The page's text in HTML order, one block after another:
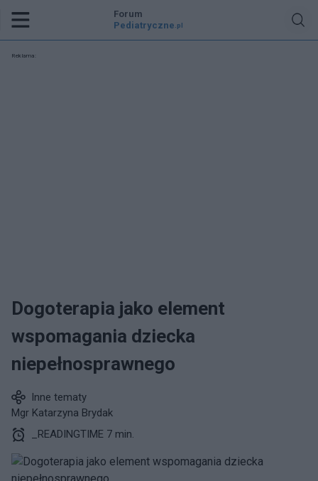
Forum
Pediatryczne .pl
Reklama:
Dogoterapia jako element
wspomagania dziecka
niepełnosprawnego
Inne tematy
Mgr Katarzyna Brydak
_READINGTIME 7 min.